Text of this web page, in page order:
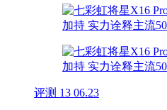
评测 13 06.23